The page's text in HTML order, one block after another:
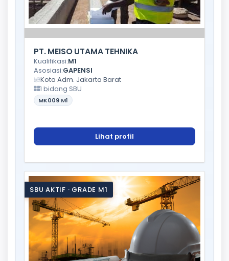
PT. MEISO UTAMA TEHNIKA
Kualifikasi:M1
Asosiasi:GAPENSI
Kota Adm. Jakarta Barat
1 bidang SBU
MK009 M1
Lihat profil
SBU AKTIF · GRADE M1